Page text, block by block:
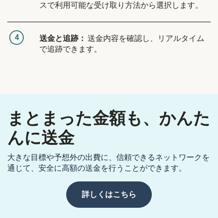
スで利用可能な受け取り方法から選択します。
4 送金と追跡： 送金内容を確認し、リアルタイム
で追跡できます。
まとまった金額も、かんた
んに送金
大きな目標や予想外の出費に、信頼できるネットワークを
通じて、安全に高額の送金を行うことができます。
詳しくはこちら